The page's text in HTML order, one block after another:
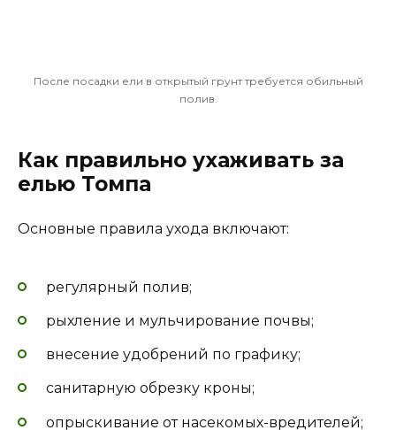
После посадки ели в открытый грунт требуется обильный
полив.
Как правильно ухаживать за
елью Томпа
Основные правила ухода включают:
регулярный полив;
рыхление и мульчирование почвы;
внесение удобрений по графику;
санитарную обрезку кроны;
опрыскивание от насекомых-вредителей;